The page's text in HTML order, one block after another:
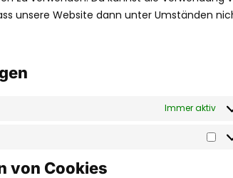
unsere Website dann unter Umständen
Immer aktiv
von Cookies